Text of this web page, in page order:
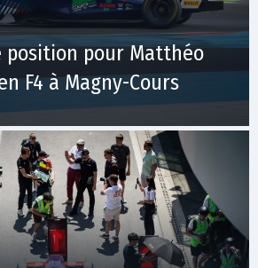
position pour Matthéo
F4 à Magny-Cours